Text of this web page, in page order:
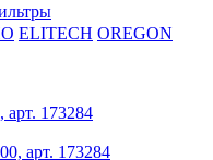
ELITECH OREGON
173284